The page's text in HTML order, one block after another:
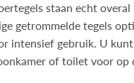
staan echt
getrommelde tegels
intensief gebruik. U
of toilet voor op